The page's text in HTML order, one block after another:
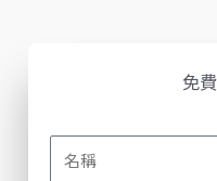
免